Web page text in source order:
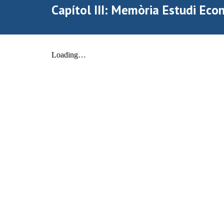
Capítol III: Memòria Estudi